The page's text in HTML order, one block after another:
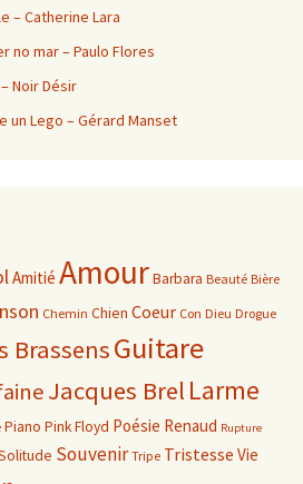
– Catherine Lara
no mar – Paulo Flores
Noir Désir
un Lego – Gérard Manset
Amitié AmourBarbara Beauté Bière
Chemin Chien Coeur Con Dieu Drogue
BrassensGuitare
Jacques Brel Larme
Piano Pink Floyd Poésie Renaud Rupture
Souvenir Tripe Tristesse Vie